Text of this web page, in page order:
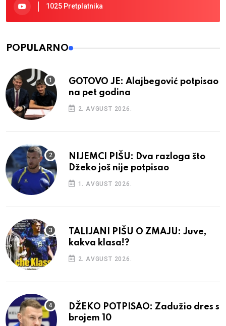
1025 Pretplatnika
POPULARNO
GOTOVO JE: Alajbegović potpisao
na pet godina
2. AVGUST 2026.
NIJEMCI PIŠU: Dva razloga što
Džeko još nije potpisao
1. AVGUST 2026.
TALIJANI PIŠU O ZMAJU: Juve,
kakva klasa!?
2. AVGUST 2026.
DŽEKO POTPISAO: Zadužio dres s
brojem 10